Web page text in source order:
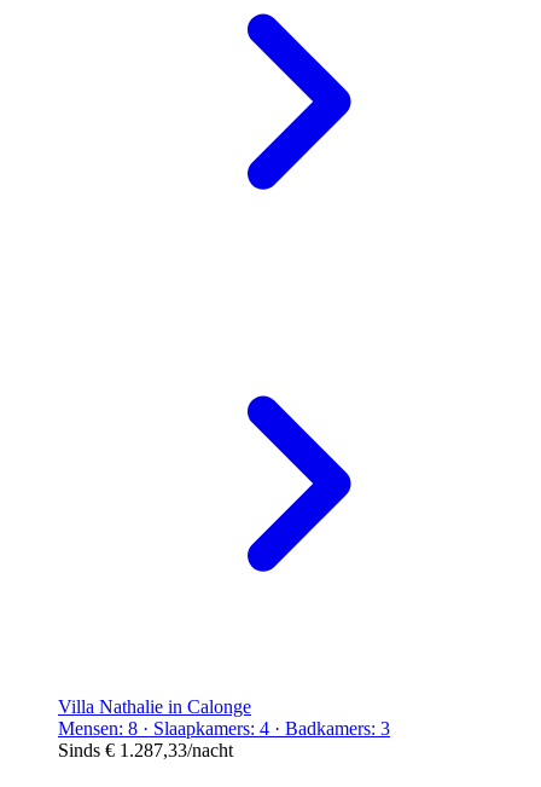
Villa Nathalie in Calonge
Mensen: 8 · Slaapkamers: 4 · Badkamers: 3
Sinds € 1.287,33/nacht